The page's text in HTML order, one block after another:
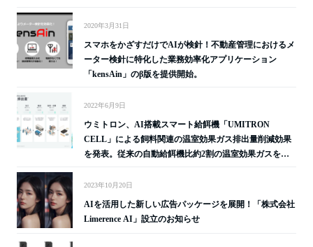
2020年3月31日
スマホをかざすだけでAIが検針！不動産管理におけるメ
ーター検針に特化した業務効率化アプリケーション
「kensAin」のβ版を提供開始。
2022年6月9日
ウミトロン、AI搭載スマート給餌機「UMITRON
CELL」による飼料関連の温室効果ガス排出量削減効果
を発表。従来の自動給餌機比約2割の温室効果ガスを削
2023年10月20日
AIを活用した新しい広告パッケージを展開！「株式会社
Limerence AI」設立のお知らせ